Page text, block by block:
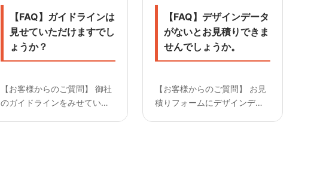
【FAQ】ガイドラインは
見せていただけますでし
ょうか？
【お客様からのご質問】 御社
のガイドラインをみせていた
【FAQ】デザインデータ
がないとお見積りできま
せんでしょうか。
【お客様からのご質問】 お見
積りフォームにデザインデー